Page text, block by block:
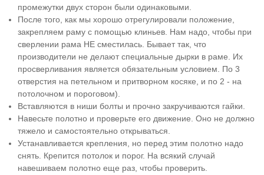
промежутки двух сторон были одинаковыми.
После того, как мы хорошо отрегулировали положение,
закрепляем раму с помощью клиньев. Нам надо, чтобы при
сверлении рама НЕ сместилась. Бывает так, что
производители не делают специальные дырки в раме. Их
просверливания является обязательным условием. По 3
отверстия на петельном и притворном косяке, и по 2 - на
потолочном и пороговом).
Вставляются в ниши болты и прочно закручиваются гайки.
Навесьте полотно и проверьте его движение. Оно не должно
тяжело и самостоятельно открываться.
Устанавливается крепления, но перед этим полотно надо
снять. Крепится потолок и порог. На всякий случай
навешиваем полотно еще раз, чтобы проверить.